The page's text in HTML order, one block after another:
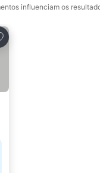
influenciam os
aos favoritos